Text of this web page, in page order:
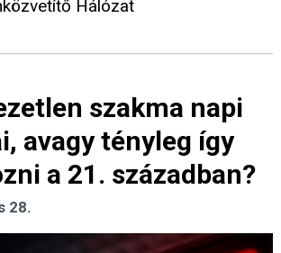
Hálózat
szakma napi
avagy tényleg így
a 21. században?
28.